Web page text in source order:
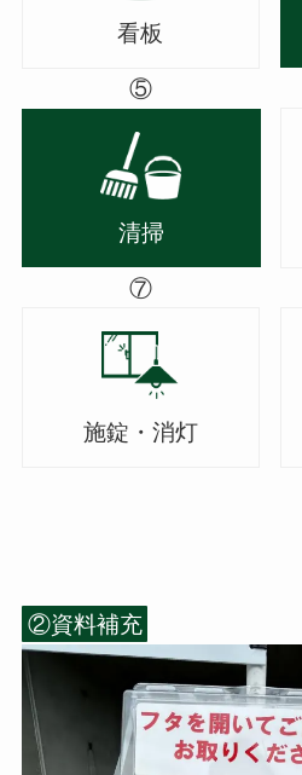
看板
⑤
清掃
⑦
施錠・消灯
②資料補充